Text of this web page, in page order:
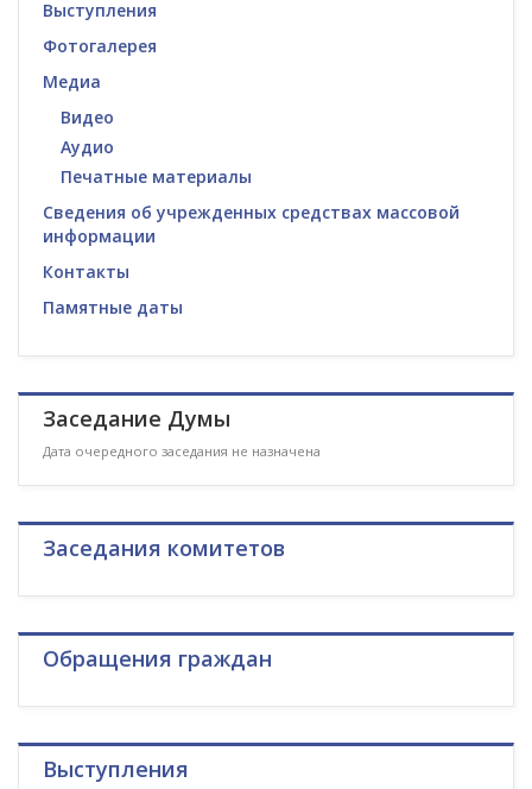
Выступления
Фотогалерея
Медиа
Видео
Аудио
Печатные материалы
Сведения об учрежденных средствах массовой
информации
Контакты
Памятные даты
Заседание Думы
Дата очередного заседания не назначена
Заседания комитетов
Обращения граждан
Выступления